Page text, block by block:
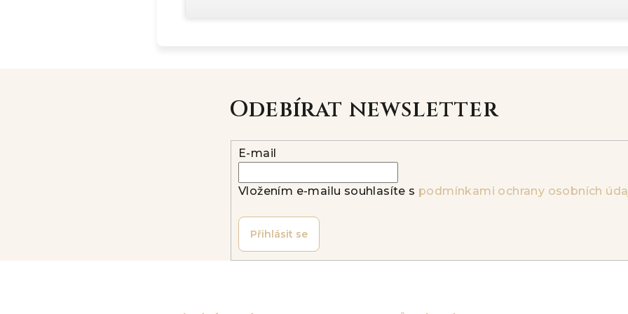
Odebírat newsletter
E-mail
Vložením e-mailu souhlasíte s podmínkami ochrany osobních
Přihlásit se